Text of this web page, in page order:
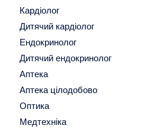
Кардіолог
Дитячий кардіолог
Ендокринолог
Дитячий ендокринолог
Аптека
Аптека цілодобово
Оптика
Медтехніка